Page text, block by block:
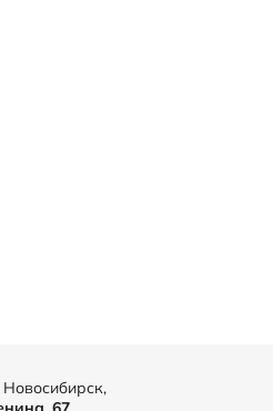
Новосибирск,